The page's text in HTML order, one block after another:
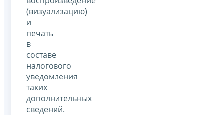
(визуализацию)
и
печать
в
составе
налогового
уведомления
таких
дополнительных
сведений.